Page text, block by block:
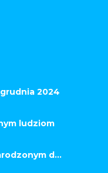
2024
ludziom
d...